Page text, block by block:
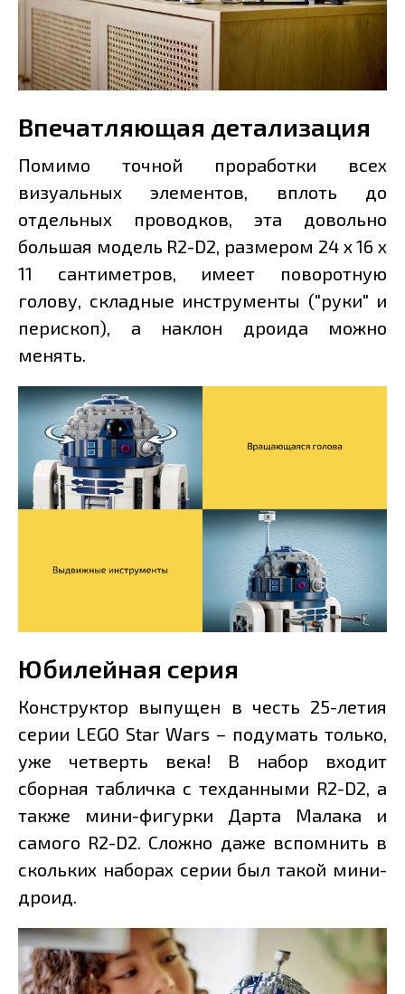
Впечатляющая детализация
Помимо точной проработки всех
визуальных элементов, вплоть до
отдельных проводков, эта довольно
большая модель R2-D2, размером 24 х 16 х
11 сантиметров, имеет поворотную
голову, складные инструменты ("руки" и
перископ), а наклон дроида можно
менять.
Юбилейная серия
Конструктор выпущен в честь 25-летия
серии LEGO Star Wars – подумать только,
уже четверть века! В набор входит
сборная табличка с техданными R2-D2, а
также мини-фигурки Дарта Малака и
самого R2-D2. Сложно даже вспомнить в
скольких наборах серии был такой мини-
дроид.